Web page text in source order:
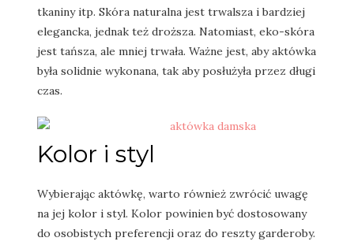
tkaniny itp. Skóra naturalna jest trwalsza i bardziej
elegancka, jednak też droższa. Natomiast, eko-skóra
jest tańsza, ale mniej trwała. Ważne jest, aby aktówka
była solidnie wykonana, tak aby posłużyła przez długi
czas.
Kolor i styl
Wybierając aktówkę, warto również zwrócić uwagę
na jej kolor i styl. Kolor powinien być dostosowany
do osobistych preferencji oraz do reszty garderoby.